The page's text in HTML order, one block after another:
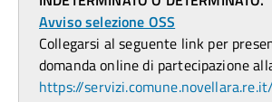
Avviso selezione OSS
Collegarsi al seguente link per
domanda online di partecipazione
https://